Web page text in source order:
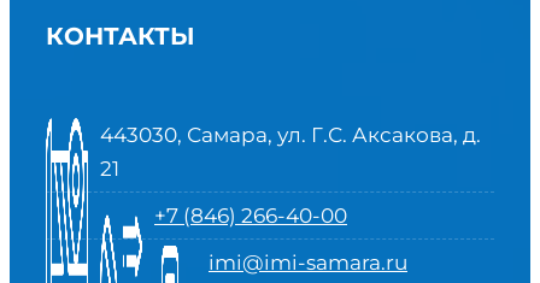
КОНТАКТЫ
443030, Самара, ул. Г.С. Аксакова, д.
21
+7 (846) 266-40-00
imi@imi-samara.ru